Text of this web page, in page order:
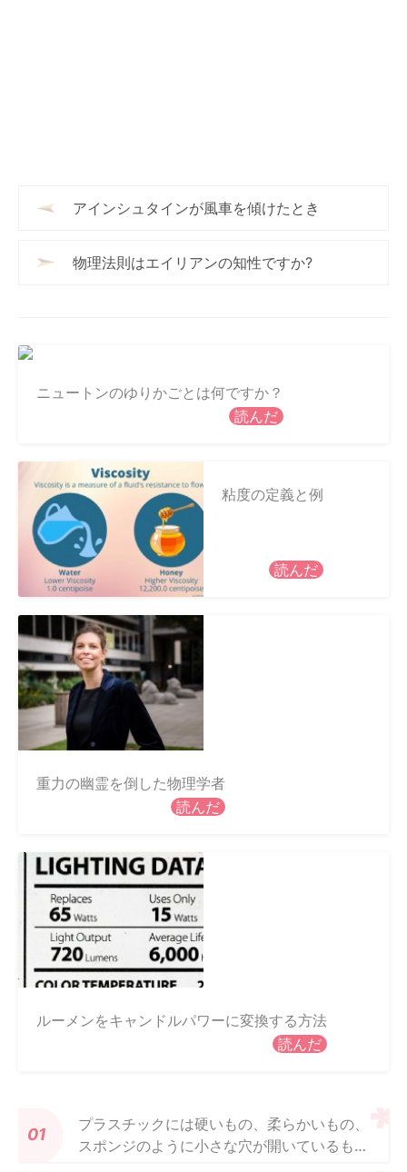
アインシュタインが風車を傾けたとき
物理法則はエイリアンの知性ですか?
ニュートンのゆりかごとは何ですか？
読んだ
粘度の定義と例
読んだ
重力の幽霊を倒した物理学者
読んだ
ルーメンをキャンドルパワーに変換する方法
読んだ
プラスチックには硬いもの、柔らかいもの、
スポンジのように小さな穴が開いているもの